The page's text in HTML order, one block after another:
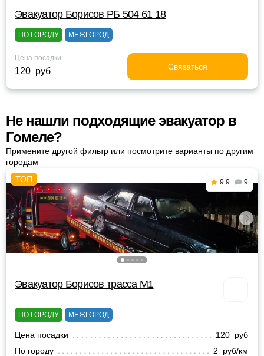
Эвакуатор Борисов РБ 504 61 18
ПО ГОРОДУ МЕЖГОРОД
Цена посадки
120 руб Связаться
Не нашли подходящие эвакуатор в
Гомеле?
Примените другой фильтр или посмотрите варианты по другим
городам
9.9 9
Эвакуатор Борисов трасса М1
ПО ГОРОДУ МЕЖГОРОД
Цена посадки
120 руб
По городу
2 руб/км